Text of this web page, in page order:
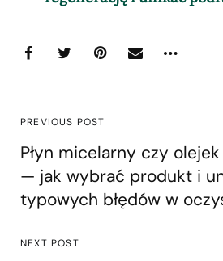
PREVIOUS POST
Płyn micelarny czy
— jak wybrać produkt i
typowych błędów w
NEXT POST